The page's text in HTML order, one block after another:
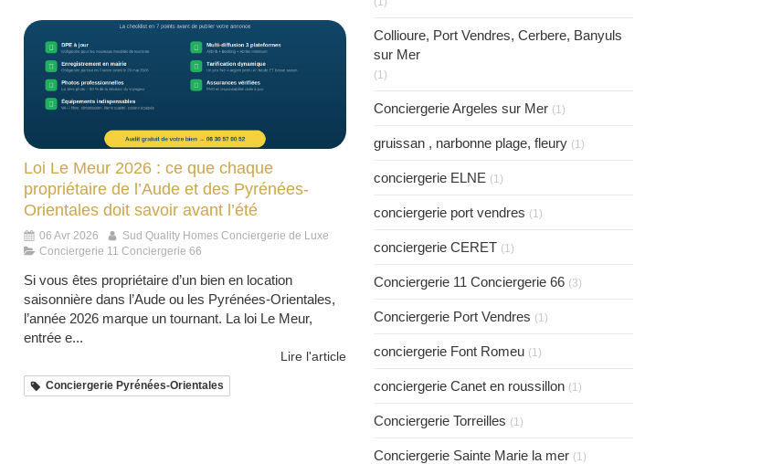
Loi Le Meur 2026 : ce que chaque
propriétaire de l’Aude et des Pyrénées-
Orientales doit savoir avant l’été
06 Avr 2026
Sud Quality Homes Conciergerie de Luxe
Conciergerie 11 Conciergerie 66
Si vous êtes propriétaire d’un bien en location
saisonnière dans l’Aude ou les Pyrénées-Orientales,
l’année 2026 marque un tournant. La loi Le Meur,
entrée e...
Lire l'article
Conciergerie Pyrénées-Orientales
Collioure, Port Vendres, Cerbere, Banyuls
sur Mer
(1)
Conciergerie Argeles sur Mer (1)
gruissan , narbonne plage, fleury (1)
conciergerie ELNE (1)
conciergerie port vendres (1)
conciergerie CERET (1)
Conciergerie 11 Conciergerie 66 (3)
Conciergerie Port Vendres (1)
conciergerie Font Romeu (1)
conciergerie Canet en roussillon (1)
Conciergerie Torreilles (1)
Conciergerie Sainte Marie la mer (1)